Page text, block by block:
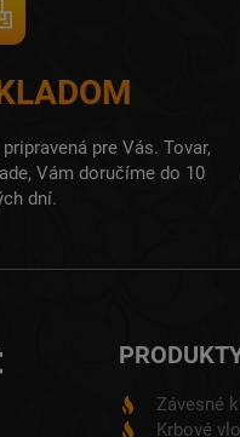
pre Vás. Tovar,
Vám doručíme do 10
dní.
Závesné
Krbové